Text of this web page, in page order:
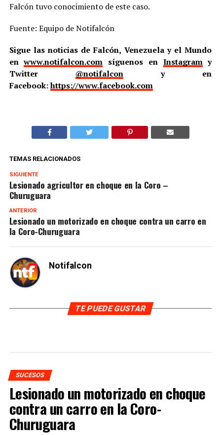
Falcón tuvo conocimiento de este caso.
Fuente: Equipo de Notifalcón
Sigue las noticias de Falcón, Venezuela y el Mundo
enwww.notifalcon.com síguenos en Instagramy
Twitter @notifalcony en
Facebook:https://www.facebook.com
TEMAS RELACIONADOS
SIGUIENTE
Lesionado agricultor en choque en la Coro –
Churuguara
ANTERIOR
Lesionado un motorizado en choque contra un carro en
la Coro-Churuguara
Notifalcon
TE PUEDE GUSTAR
SUCESOS
Lesionado un motorizado en choque
contra un carro en la Coro-
Churuguara